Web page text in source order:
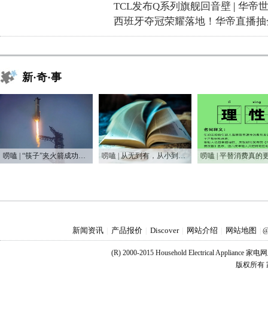
TCL发布Q系列旗舰回音壁 | 华帝
西班牙夺冠荣耀落地！华帝直播
新·奇·事
唠嗑 | “筷子”夹火箭成功，又让他装到了！？ 唠嗑 | 从无到有，从小到大，75年家电之变
新闻资讯 产品报价 Discover 网站介绍 网站地图
(R) 2000-2015 Household Electrical Appliance 家电
版权所有